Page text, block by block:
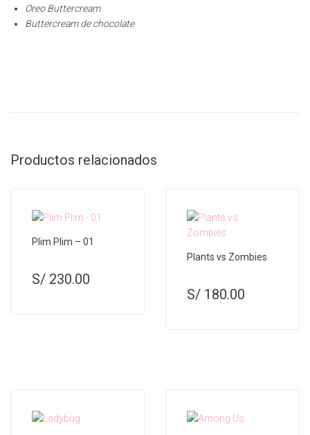
Oreo Buttercream
Buttercream de chocolate
Productos relacionados
Plim Plim – 01
S/ 230.00
Plants vs Zombies
S/ 180.00